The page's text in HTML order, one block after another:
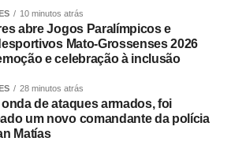
e dos professores do Departamento
da Unemat, Riller Reverdito e
coordenadores da Prefeitura de
esportivos, professores, atletas,
familiares e convidados também
10 minutos atrás
abre Jogos Paralímpicos e
Mato-Grossenses 2026
e celebração à inclusão
28 minutos atrás
de ataques armados, foi
um novo comandante da polícia
Matías